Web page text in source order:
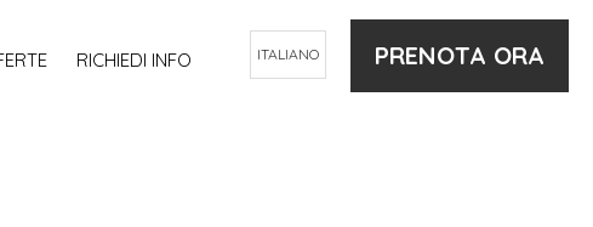
PRENOTA ORA
ITALIANO
RICHIEDI INFO